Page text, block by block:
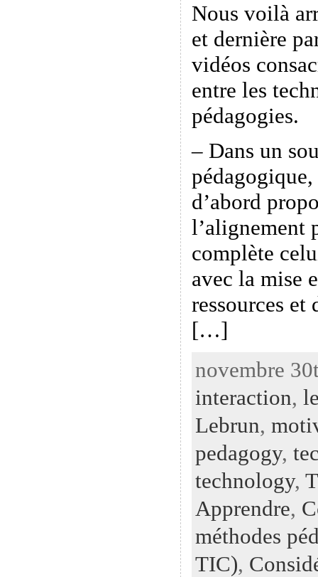
Nous voilà
et dernière
vidéos
entre les
pédagogies.
– Dans un
d’abord
l’alignement
complète
avec la mise
ressources et
[…]
novembre
interaction,
Lebrun,
pedagogy,
technology,
Apprendre,
méthodes
TIC),